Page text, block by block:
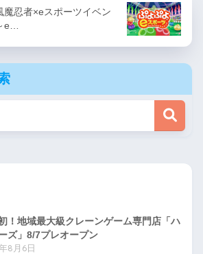
魔忍者×eスポーツイベン
e…
！地域最大級クレーンゲーム専門店「ハ
ズ」8/7プレオープン
8月6日